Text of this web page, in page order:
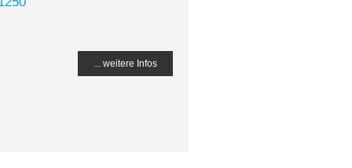
... weitere Infos